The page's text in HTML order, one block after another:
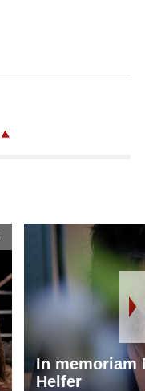
In memoriam
Helfer